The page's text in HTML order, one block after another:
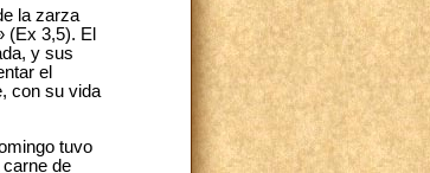
la zarza
(Ex 3,5). El
y sus
el
con su vida
tuvo
de